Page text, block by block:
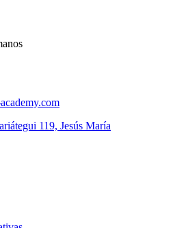
119, Jesús María